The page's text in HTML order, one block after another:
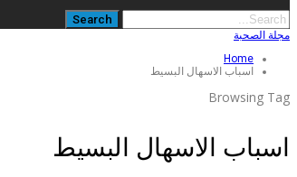
مجلة الصحبة
Home
اسباب الاسهال البسيط
Browsing Tag
اسباب الاسهال البسيط